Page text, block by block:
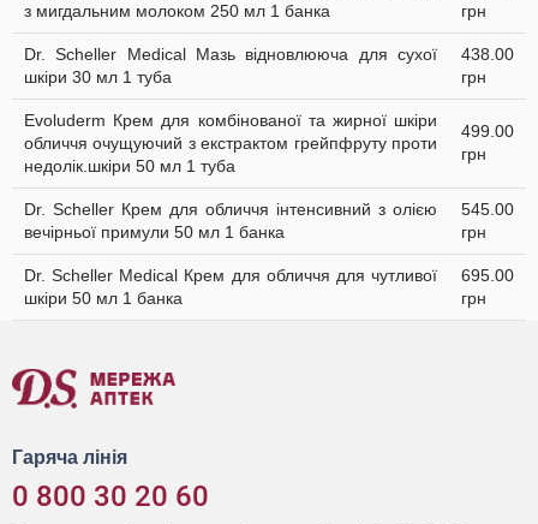
з мигдальним молоком 250 мл 1 банка
грн
Dr. Scheller Medical Мазь відновлююча для сухої
шкіри 30 мл 1 туба
438.00
грн
Evoluderm Крем для комбінованої та жирної шкіри
обличчя очущуючий з екстрактом грейпфруту проти
недолік.шкіри 50 мл 1 туба
499.00
грн
Dr. Scheller Крем для обличчя інтенсивний з олією
вечірньої примули 50 мл 1 банка
545.00
грн
Dr. Scheller Medical Крем для обличчя для чутливої
шкіри 50 мл 1 банка
695.00
грн
Гаряча лінія
0 800 30 20 60